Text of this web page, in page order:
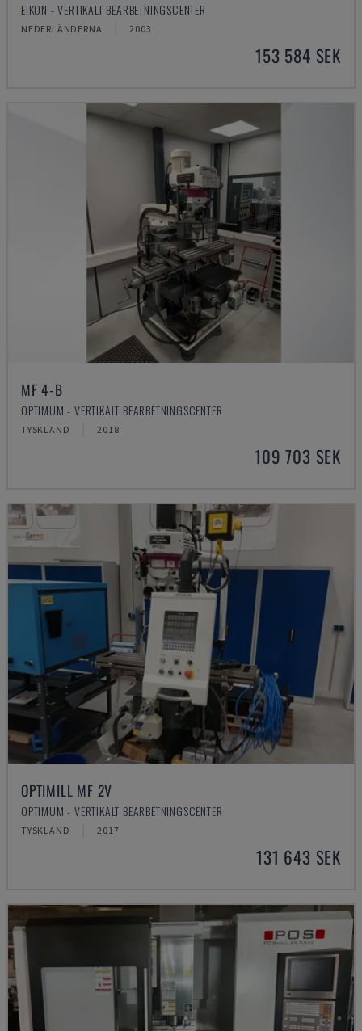
EIKON - VERTIKALT BEARBETNINGSCENTER
NEDERLÄNDERNA 2003
153 584 SEK
MF 4-B
OPTIMUM - VERTIKALT BEARBETNINGSCENTER
TYSKLAND 2018
109 703 SEK
OPTIMILL MF 2V
OPTIMUM - VERTIKALT BEARBETNINGSCENTER
TYSKLAND 2017
131 643 SEK